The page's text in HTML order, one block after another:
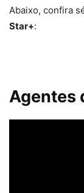
Abaixo, confira
Star+:
Agentes